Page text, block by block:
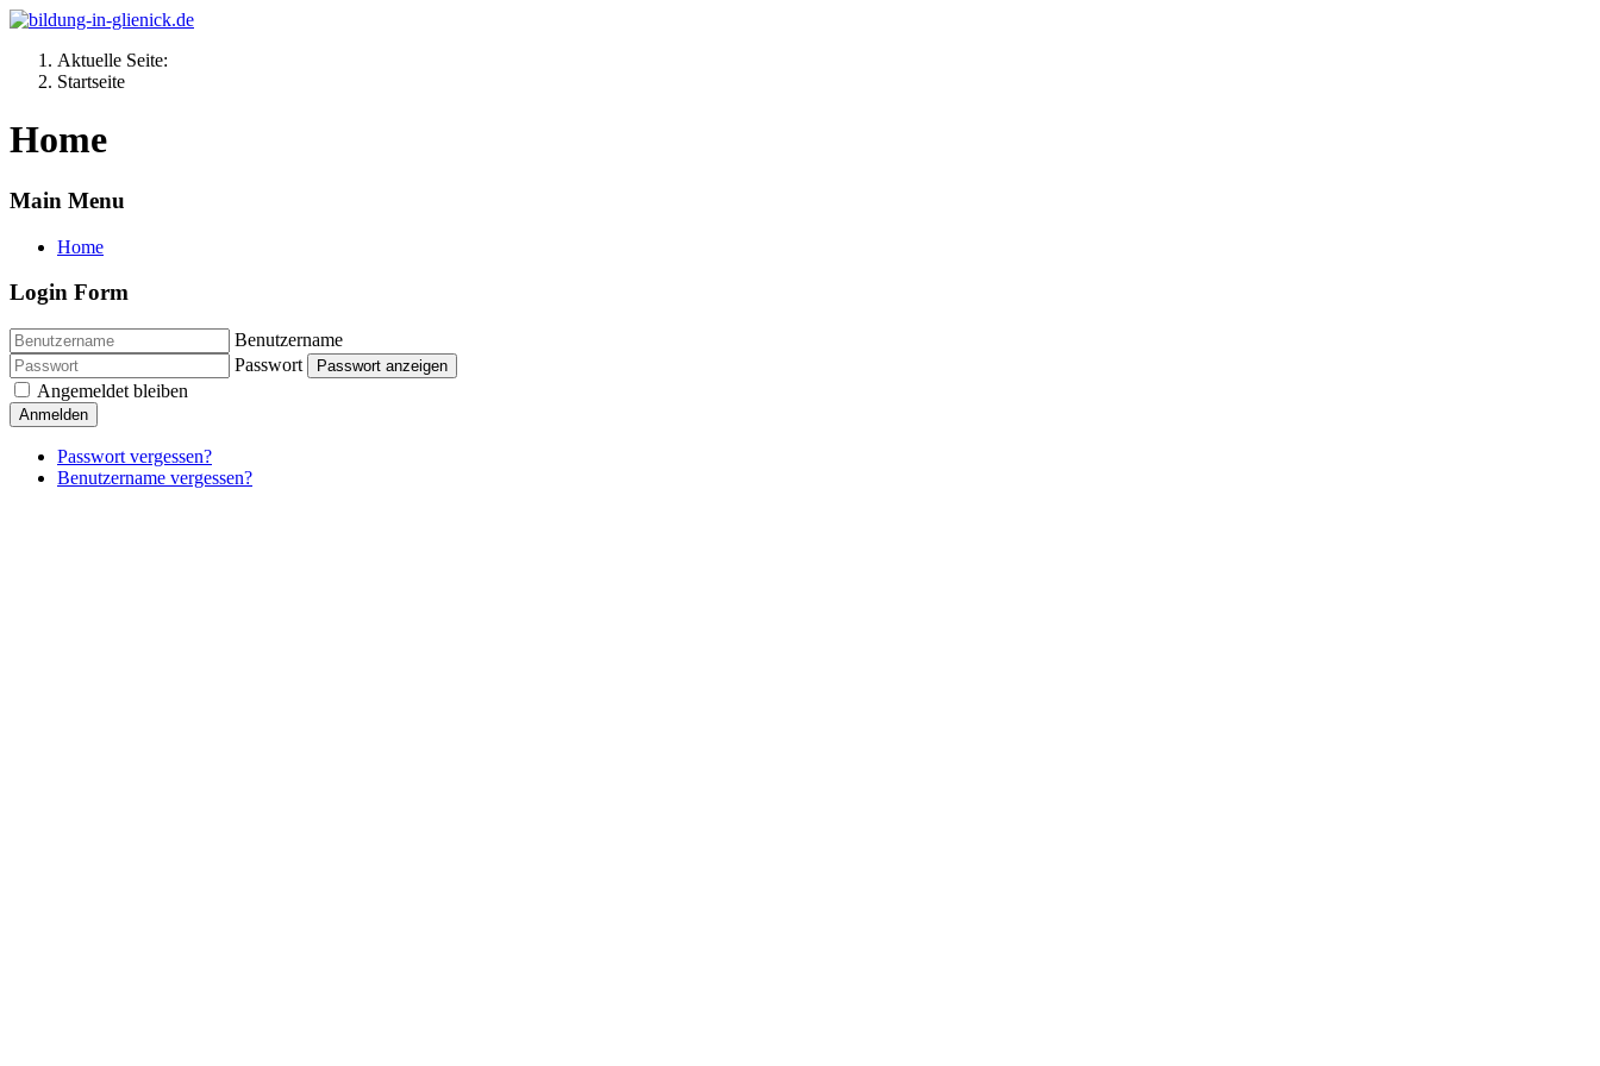
Aktuelle Seite:
Startseite
Home
Main Menu
Home
Login Form
Benutzername
Passwort
Passwort anzeigen
Angemeldet bleiben
Anmelden
Passwort vergessen?
Benutzername vergessen?